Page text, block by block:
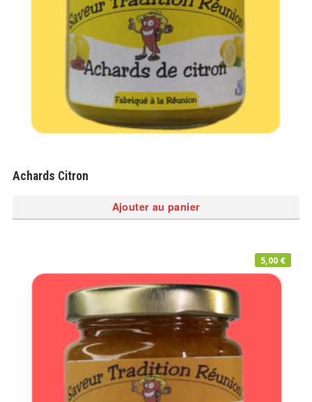
Achards Citron
Ajouter au panier
5,00 €